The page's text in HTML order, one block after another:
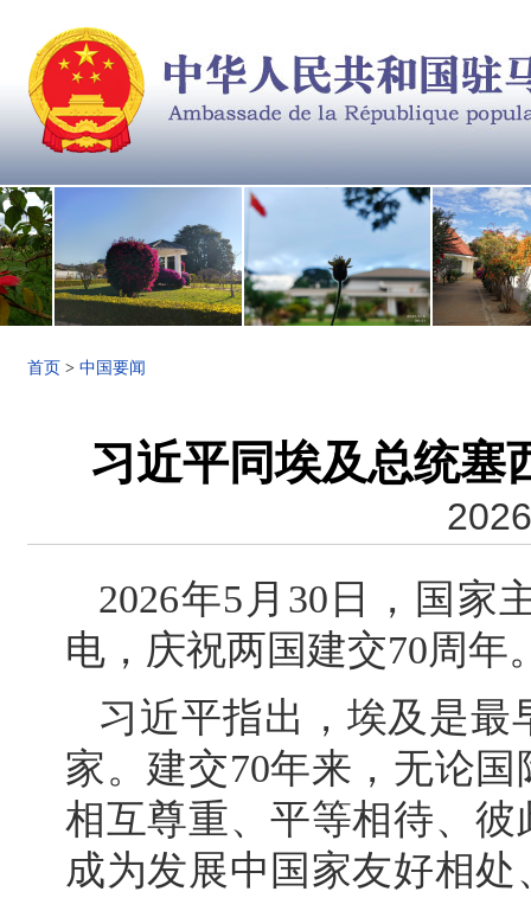
首页 > 中国要闻
习近平同埃及总统塞
2026年5月30日，国家
电，庆祝两国建交70周年
习近平指出，埃及是
家。建交70年来，无论
相互尊重、平等相待、
成为发展中国家友好相